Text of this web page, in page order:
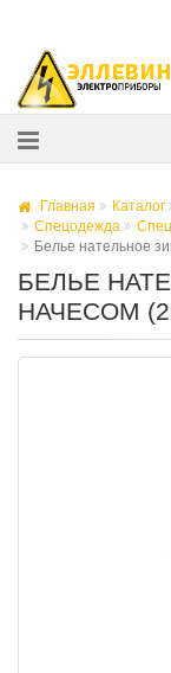
Главная Каталог
Спецодежда
Белье нательное
БЕЛЬЕ
НАЧЕСОМ